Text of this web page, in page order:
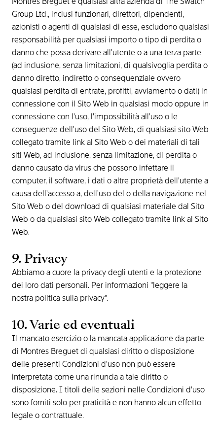
Group Ltd., inclusi funzionari, direttori, dipendenti,
azionisti o agenti di qualsiasi di esse, escludono qualsiasi
responsabilità per qualsiasi importo o tipo di perdita o
danno che possa derivare all'utente o a una terza parte
(ad inclusione, senza limitazioni, di qualsivoglia perdita o
danno diretto, indiretto o consequenziale ovvero
qualsiasi perdita di entrate, profitti, avviamento o dati) in
connessione con il Sito Web in qualsiasi modo oppure in
connessione con l'uso, l'impossibilità all'uso o le
conseguenze dell'uso del Sito Web, di qualsiasi sito Web
collegato tramite link al Sito Web o dei materiali di tali
siti Web, ad inclusione, senza limitazione, di perdita o
danno causato da virus che possono infettare il
computer, il software, i dati o altre proprietà dell'utente a
causa dell'accesso a, dell'uso del o della navigazione nel
Sito Web o del download di qualsiasi materiale dal Sito
Web o da qualsiasi sito Web collegato tramite link al Sito
Web.
9. Privacy
Abbiamo a cuore la privacy degli utenti e la protezione
dei loro dati personali. Per informazioni "leggere la
nostra politica sulla privacy".
10. Varie ed eventuali
Il mancato esercizio o la mancata applicazione da parte
di Montres Breguet di qualsiasi diritto o disposizione
delle presenti Condizioni d'uso non può essere
interpretata come una rinuncia a tale diritto o
disposizione. I titoli delle sezioni nelle Condizioni d'uso
sono forniti solo per praticità e non hanno alcun effetto
legale o contrattuale.